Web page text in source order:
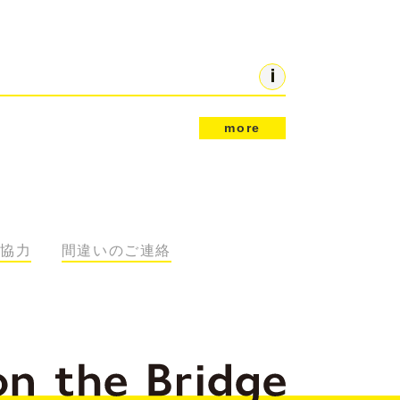
more
力 間違いのご連絡